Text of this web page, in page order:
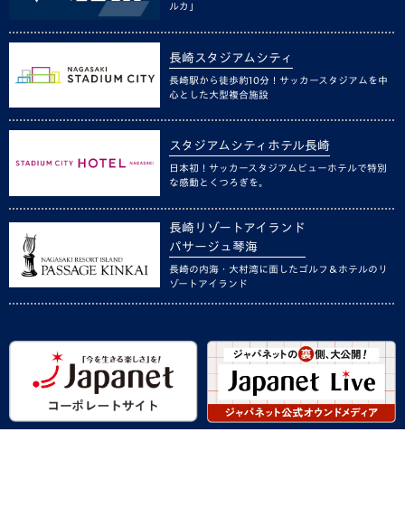
ルカ」
長崎スタジアムシティ
長崎駅から徒歩約10分！サッカースタジアムを中
心とした大型複合施設
スタジアムシティホテル長崎
日本初！サッカースタジアムビューホテルで特別
な感動とくつろぎを。
長崎リゾートアイランド
パサージュ琴海
長崎の内海・大村湾に面したゴルフ＆ホテルのリ
ゾートアイランド